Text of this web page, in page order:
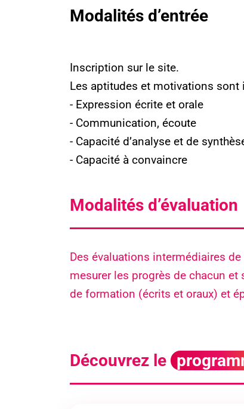
Modalités d’entrée
Inscription sur le site.
Les aptitudes et motivations
- Expression écrite et orale
- Communication, écoute
- Capacité d’analyse et de
- Capacité à convaincre
Modalités d’évaluation
Des évaluations intermédiaires
mesurer les progrès de chacun
de formation (écrits et oraux) et
Découvrez le
Service Alternance
Site de formation
Envoyer mon